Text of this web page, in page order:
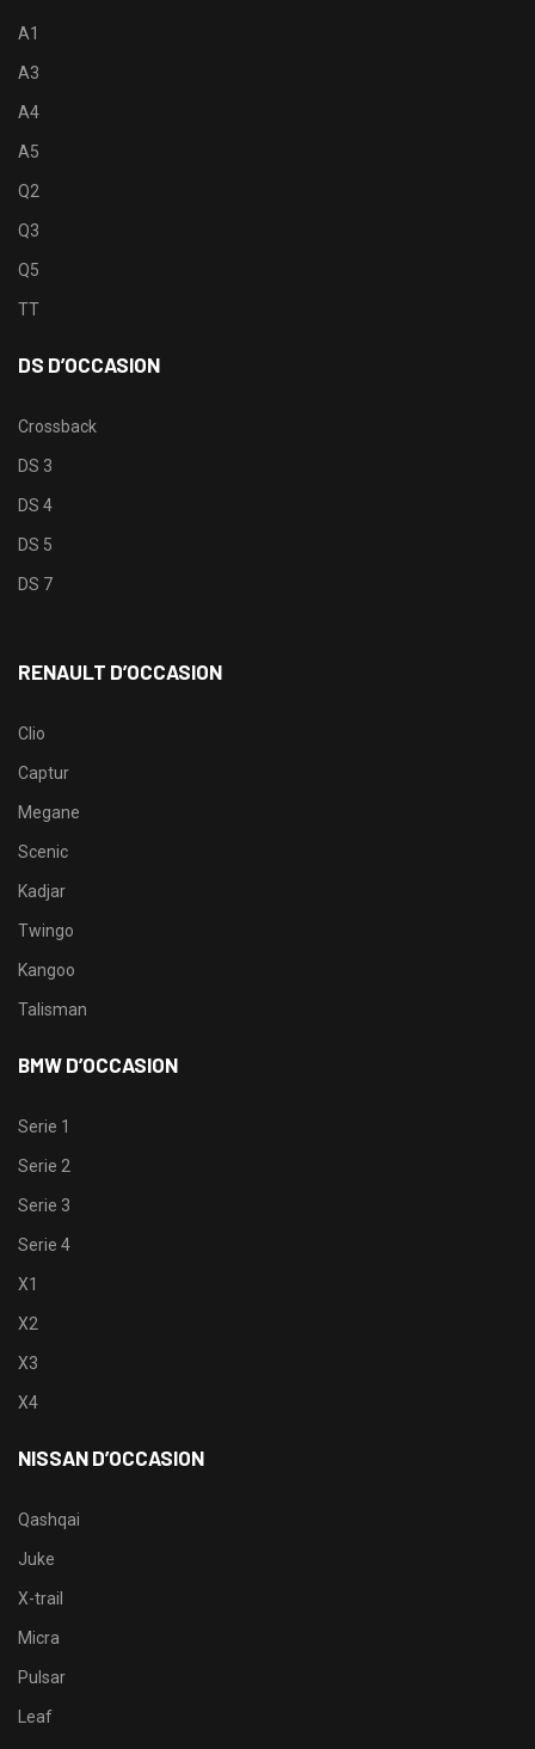
A1
A3
A4
A5
Q2
Q3
Q5
TT
DS D’OCCASION
Crossback
DS 3
DS 4
DS 5
DS 7
RENAULT D’OCCASION
Clio
Captur
Megane
Scenic
Kadjar
Twingo
Kangoo
Talisman
BMW D’OCCASION
Serie 1
Serie 2
Serie 3
Serie 4
X1
X2
X3
X4
NISSAN D’OCCASION
Qashqai
Juke
X-trail
Micra
Pulsar
Leaf